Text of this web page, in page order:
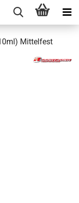
Mittelfest